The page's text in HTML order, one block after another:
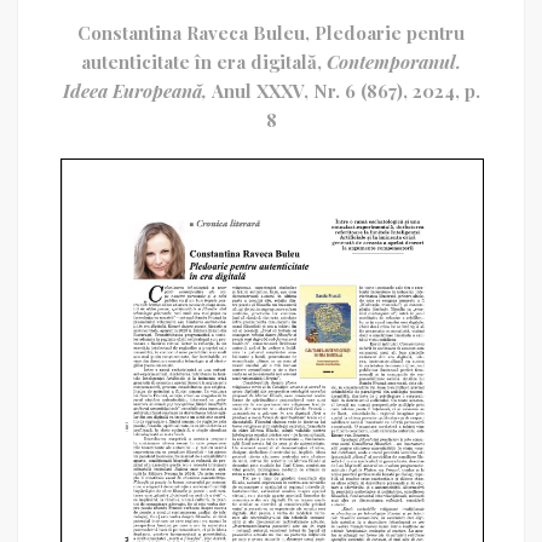
Constantina Raveca Buleu, Pledoarie pentru
autenticitate în era digitală, Contemporanul.
Ideea Europeană, Anul XXXV, Nr. 6 (867), 2024, p.
8